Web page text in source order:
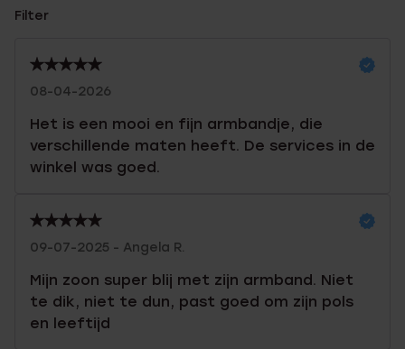
Filter
08-04-2026
Het is een mooi en fijn armbandje, die
verschillende maten heeft. De services in de
winkel was goed.
09-07-2025 - Angela R.
Mijn zoon super blij met zijn armband. Niet
te dik, niet te dun, past goed om zijn pols
en leeftijd